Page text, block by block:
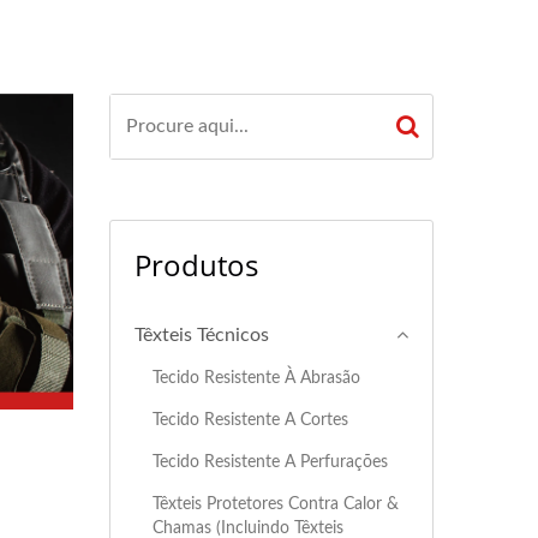
Produtos
Têxteis Técnicos
Tecido Resistente À Abrasão
Tecido Resistente A Cortes
Tecido Resistente A Perfurações
Têxteis Protetores Contra Calor &
Chamas (incluindo Têxteis